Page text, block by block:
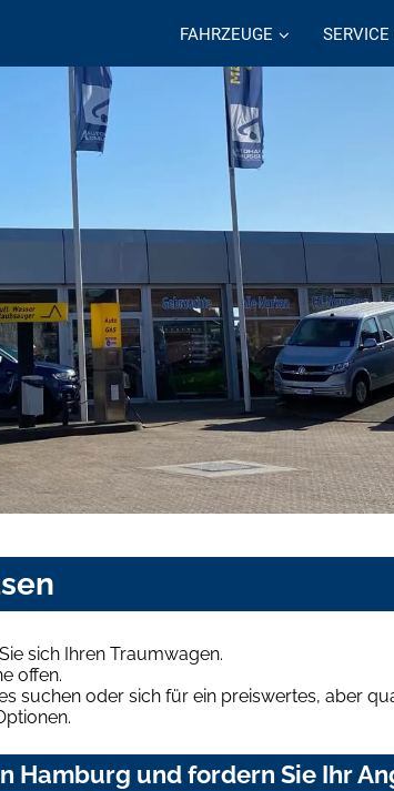
FAHRZEUGE SERVICE
sich Ihren Traumwagen.
offen.
suchen oder sich für ein preiswertes, aber
Hamburg und fordern Sie Ihr